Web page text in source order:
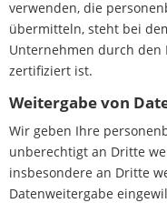
verwenden, die
übermitteln, steht bei
Unternehmen durch den
zertifiziert ist.
Weitergabe von
Wir geben Ihre
unberechtigt an Dritte
insbesondere an Dritte
Datenweitergabe